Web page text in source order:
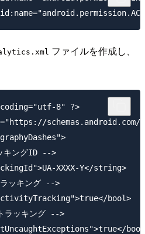
ファイルを作成し、
8" ?>
キングID -->
XXXX-Y</string>
ッキング -->
bool>
ッキング -->